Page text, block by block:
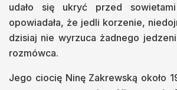
udało się ukryć przed
opowiadała, że jedli korzenie,
dzisiaj nie wyrzuca żadnego
rozmówca.
Jego ciocię Ninę Zakrewską około